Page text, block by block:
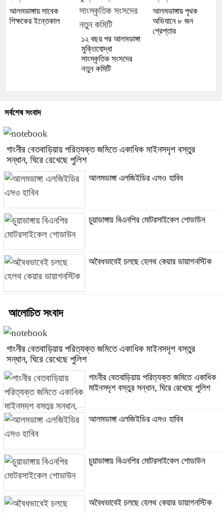
আলমডাঙ্গায় সাবেক
শিক্ষকের ইন্তেকাল
১২ বছর পর আলমডাঙ্গা
মুক্তিযোদ্ধা
সাংস্কৃতিক সংসদের
নতুন কমিটি
আলমডাঙ্গায় পৃথক
অভিযানে ৮ জন
গ্রেপ্তার
সর্বশেষ সংবাদ
গাংনীর বেতবাড়িয়ায় পরিত্যক্ত জমিতে একাধিক মাইনসদৃশ বস্তুর
সন্ধান, ঘিরে রেখেছে পুলিশ
আলমডাঙ্গা এলজিইডির এসও হাবিব
চুয়াডাঙ্গায় বিএনপির মোটরসাইকেল শোডাউন
অবৈধভাবেই চলছে হেলথ কেয়ার ডায়াগনস্টিক
আলোচিত সংবাদ
গাংনীর বেতবাড়িয়ায় পরিত্যক্ত জমিতে একাধিক মাইনসদৃশ বস্তুর
সন্ধান, ঘিরে রেখেছে পুলিশ
গাংনীর বেতবাড়িয়ায় পরিত্যক্ত জমিতে একাধিক
মাইনসদৃশ বস্তুর সন্ধান, ঘিরে রেখেছে পুলিশ
আলমডাঙ্গা এলজিইডির এসও হাবিব
চুয়াডাঙ্গায় বিএনপির মোটরসাইকেল শোডাউন
অবৈধভাবেই চলছে হেলথ কেয়ার ডায়াগনস্টিক